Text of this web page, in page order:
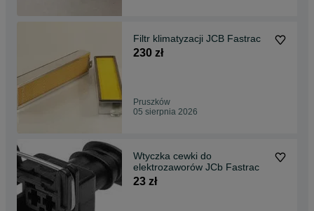
Filtr klimatyzacji JCB Fastrac
230 zł
Pruszków
05 sierpnia 2026
Wtyczka cewki do
elektrozaworów JCb Fastrac
23 zł